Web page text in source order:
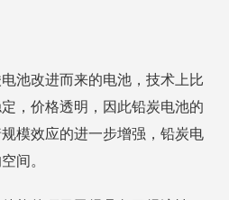
池改进而来的电池，技术上比
，价格透明，因此铅炭电池的
模效应的进一步增强，铅炭电
间。